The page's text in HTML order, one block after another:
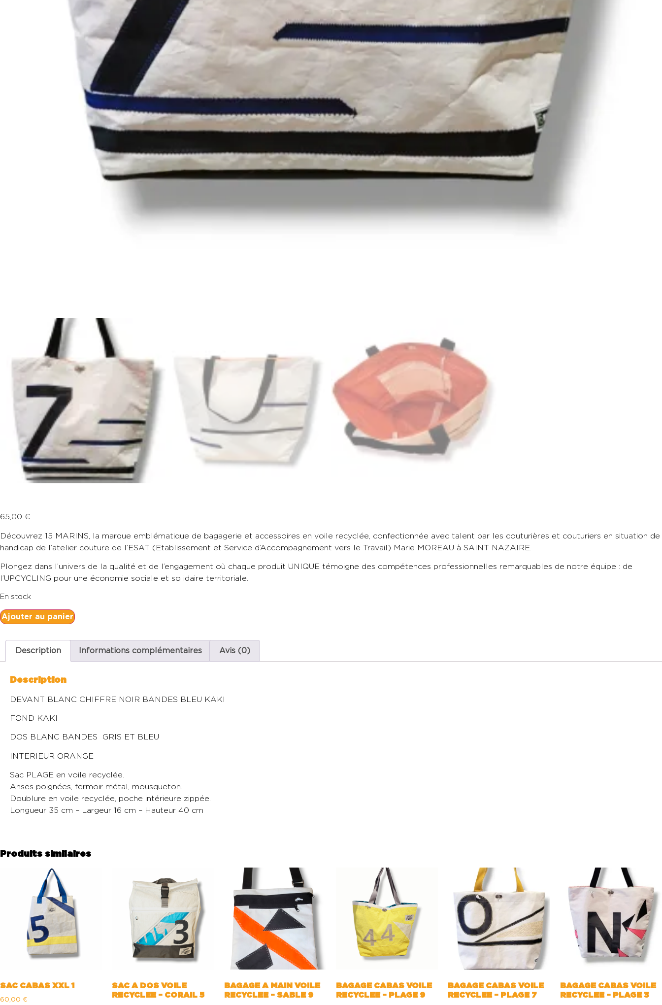
65,00 €
Découvrez 15 MARINS, la marque emblématique de bagagerie et accessoires en voile recyclée, confectionnée avec talent par les couturières et couturiers en situation de
handicap de l’atelier couture de l’ESAT (Etablissement et Service d’Accompagnement vers le Travail) Marie MOREAU à SAINT NAZAIRE.
Plongez dans l’univers de la qualité et de l’engagement où chaque produit UNIQUE témoigne des compétences professionnelles remarquables de notre équipe : de
l’UPCYCLING pour une économie sociale et solidaire territoriale.
En stock
Ajouter au panier
Description Informations complémentaires Avis (0)
Description
DEVANT BLANC CHIFFRE NOIR BANDES BLEU KAKI
FOND KAKI
DOS BLANC BANDES GRIS ET BLEU
INTERIEUR ORANGE
Sac PLAGE en voile recyclée.
Anses poignées, fermoir métal, mousqueton.
Doublure en voile recyclée, poche intérieure zippée.
Longueur 35 cm – Largeur 16 cm – Hauteur 40 cm
Produits similaires
SAC CABAS XXL 1
60,00 €
SAC A DOS VOILE
RECYCLEE – CORAIL 5
BAGAGE A MAIN VOILE
RECYCLEE – SABLE 9
BAGAGE CABAS VOILE
RECYCLEE – PLAGE 9
BAGAGE CABAS VOILE
RECYCLEE – PLAGE 7
BAGAGE CABAS VOILE
RECYCLEE – PLAGE 3